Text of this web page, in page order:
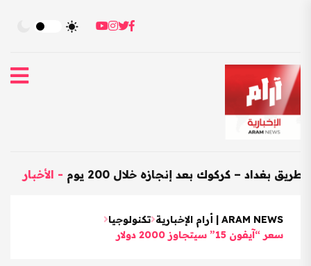
- – كركوك بعد إنجازه خلال 200 يوم - الأخبار
ARAM NEWS | أرام الإخبارية
تكنولوجيا
سعر “آيفون 15” سيتجاوز 2000 دولار